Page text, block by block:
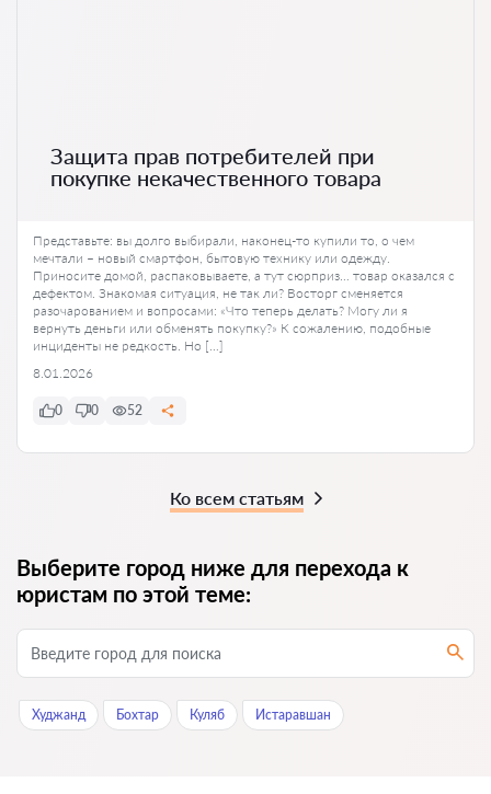
Защита прав потребителей при
покупке некачественного товара
Представьте: вы долго выбирали, наконец-то купили то, о чем
мечтали – новый смартфон, бытовую технику или одежду.
Приносите домой, распаковываете, а тут сюрприз… товар оказался с
дефектом. Знакомая ситуация, не так ли? Восторг сменяется
разочарованием и вопросами: «Что теперь делать? Могу ли я
вернуть деньги или обменять покупку?» К сожалению, подобные
инциденты не редкость. Но […]
8.01.2026
0 0 52
Ко всем статьям
Выберите город ниже для перехода к
юристам по этой теме:
Худжанд Бохтар Куляб Истаравшан